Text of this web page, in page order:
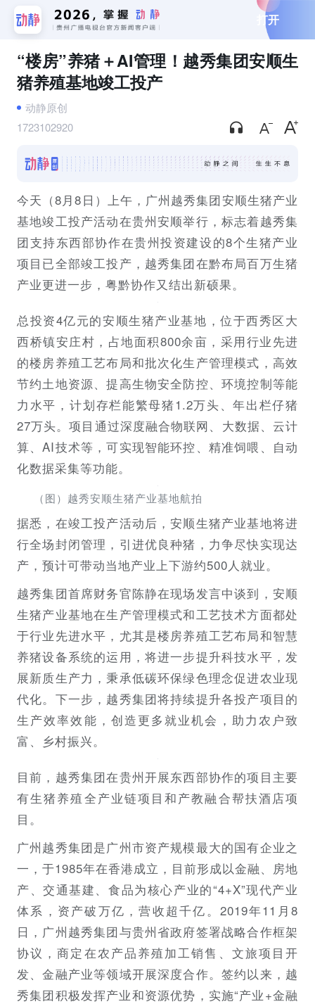
打开
“楼房”养猪＋AI管理！越秀集团安顺生
猪养殖基地竣工投产
动静原创
1723102920
今天（8月8日）上午，广州越秀集团安顺生猪产业
基地竣工投产活动在贵州安顺举行，标志着越秀集
团支持东西部协作在贵州投资建设的8个生猪产业
项目已全部竣工投产，越秀集团在黔布局百万生猪
产业更进一步，粤黔协作又结出新硕果。
总投资4亿元的安顺生猪产业基地，位于西秀区大
西桥镇安庄村，占地面积800余亩，采用行业先进
的楼房养殖工艺布局和批次化生产管理模式，高效
节约土地资源、‌提高生物安全防控、‌环境控制等能
力水平，‌计划存栏能繁母猪1.2万头、年出栏仔猪
27万头。项目通过深度融合物联网、大数据、云计
算、AI技术等，可实现智能环控、精准饲喂、自动
化数据采集等功能。
（图）越秀安顺生猪产业基地航拍
据悉，在竣工投产活动后，安顺生猪产业基地将进
行全场封闭管理，引进优良种猪，力争尽快实现达
产，预计可带动当地产业上下游约500人就业。
越秀集团首席财务官陈静在现场发言中谈到，安顺
生猪产业基地在生产管理模式和工艺技术方面都处
于行业先进水平，尤其是楼房养殖工艺布局和智慧
养猪设备系统的运用，将进一步提升科技水平，发
展新质生产力，秉承低碳环保绿色理念促进农业现
代化。下一步，越秀集团将持续提升各投产项目的
生产效率效能，创造更多就业机会，助力农户致
富、乡村振兴。
目前，越秀集团在贵州开展东西部协作的项目主要
有生猪养殖全产业链项目和产教融合帮扶酒店项
目。
广州越秀集团是广州市资产规模最大的国有企业之
一，于1985年在香港成立，目前形成以金融、房地
产、交通基建、食品为核心产业的“4+X”现代产业
体系，资产破万亿，营收超千亿。2019年11月8
日，广州越秀集团与贵州省政府签署战略合作框架
协议，商定在农产品养殖加工销售、文旅项目开
发、金融产业等领域开展深度合作。签约以来，越
秀集团积极发挥产业和资源优势，实施“产业+金融